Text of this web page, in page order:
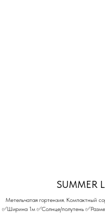
SUMMER
Метельчатая гортензия. Компактный
✅Ширина 1м ✅Солнце/полутень